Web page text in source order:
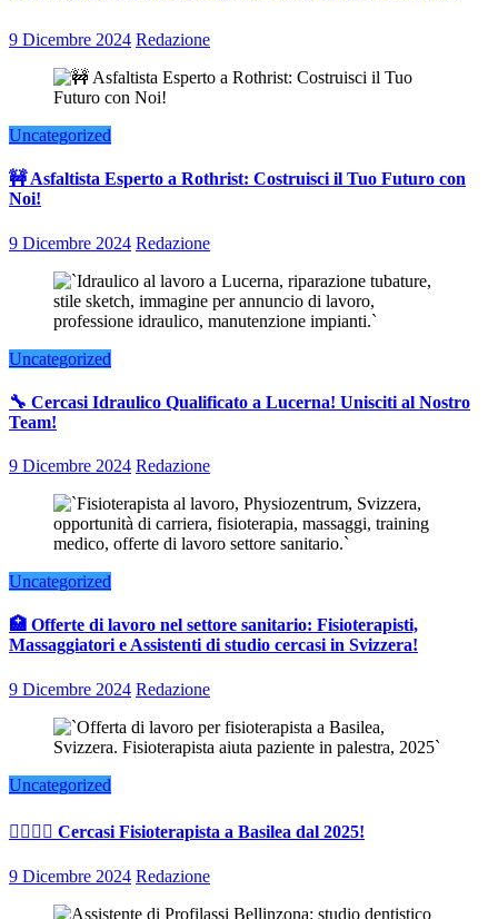
9 Dicembre 2024 Redazione
Uncategorized
🚧 Asfaltista Esperto a Rothrist: Costruisci il Tuo Futuro con
Noi!
9 Dicembre 2024 Redazione
Uncategorized
🔧 Cercasi Idraulico Qualificato a Lucerna! Unisciti al Nostro
Team!
9 Dicembre 2024 Redazione
Uncategorized
🏥 Offerte di lavoro nel settore sanitario: Fisioterapisti,
Massaggiatori e Assistenti di studio cercasi in Svizzera!
9 Dicembre 2024 Redazione
Uncategorized
👨‍⚕️👩‍⚕️ Cercasi Fisioterapista a Basilea dal 2025!
9 Dicembre 2024 Redazione